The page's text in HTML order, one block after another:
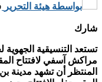
بواسطة هيئة التحرير
شارك
تستعد التنسيقية
مراكش آسفي لافتتاح
المنتظر أن تشهد مدينة